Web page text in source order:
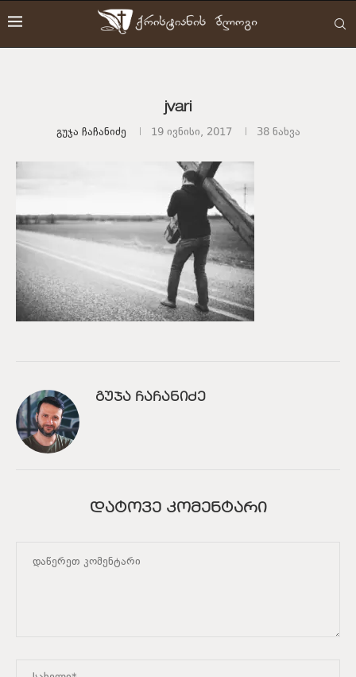
jvari
Გუჯა Ჩაჩანიძე 19 ივნისი, 2017 38ნახვა
ᲒᲣᲯᲐ ᲩᲐᲩᲐᲜᲘᲫᲔ
ᲓᲐᲢᲝᲕᲔ ᲙᲝᲛᲔᲜᲢᲐᲠᲘ